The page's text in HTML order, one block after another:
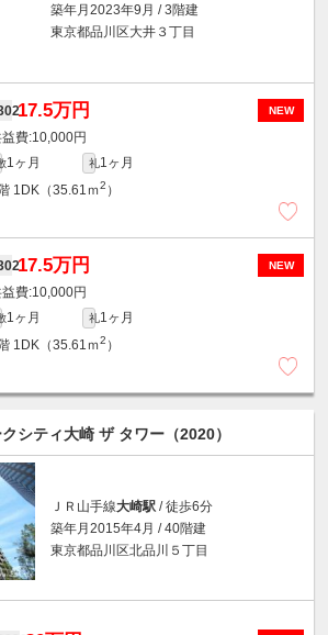
築年月2023年9月 / 3階建
東京都品川区大井３丁目
NEW
17.5万円
10,000円
1ヶ月 礼1ヶ月
1DK（35.61ｍ2 ）
NEW
17.5万円
10,000円
1ヶ月 礼1ヶ月
1DK（35.61ｍ2 ）
シティ大崎 ザ タワー（2020）
ＪＲ山手線大崎駅 / 徒歩6分
築年月2015年4月 / 40階建
東京都品川区北品川５丁目